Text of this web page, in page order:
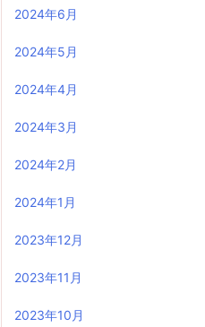
2024年6月
2024年5月
2024年4月
2024年3月
2024年2月
2024年1月
2023年12月
2023年11月
2023年10月